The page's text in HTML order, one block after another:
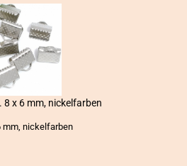
x 6 mm, ni­ckel­far­ben
mm, ni­ckel­far­ben